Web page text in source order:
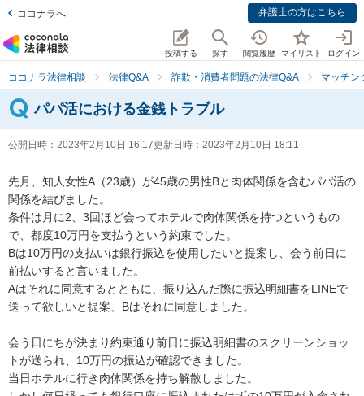
ココナラへ 弁護士の方はこちら
投稿する 探す 閲覧履歴 マイリスト ログイン
ココナラ法律相談 法律Q&A 詐欺・消費者問題の法律Q&A マッチン
パパ活における金銭トラブル
公開日時： 2023年2月10日 16:17更新日時： 2023年2月10日 18:11
先月、知人女性A（23歳）が45歳の男性Bと肉体関係を含むパパ活の
関係を結びました。
条件は月に2、3回ほど会ってホテルで肉体関係を持つというもの
で、都度10万円を支払うという約束でした。
Bは10万円の支払いは銀行振込を使用したいと提案し、会う前日に
前払いすると言いました。
Aはそれに同意するとともに、振り込んだ際に振込明細書をLINEで
送って欲しいと提案、Bはそれに同意しました。
会う日にちが決まり約束通り前日に振込明細書のスクリーンショッ
トが送られ、10万円の振込が確認できました。
当日ホテルに行き肉体関係を持ち解散しました。